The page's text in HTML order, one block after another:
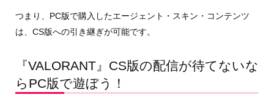
つまり、PC版で購入したエージェント・スキン・コンテンツ
は、CS版への引き継ぎが可能です。
『VALORANT』CS版の配信が待てないな
らPC版で遊ぼう！